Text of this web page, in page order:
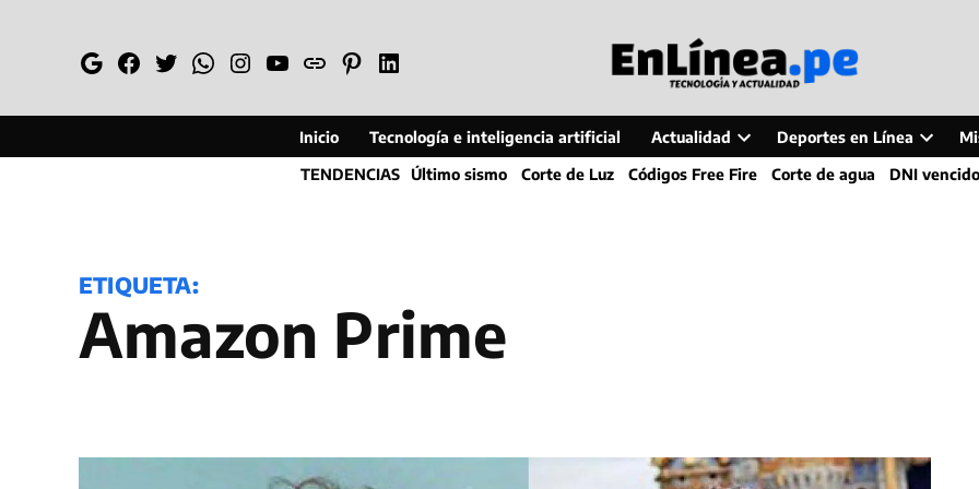
GoogleFacebook
TwitterWhatsapp
Instagram
YouTube
WebPinterestLinkedin
Inicio Tecnología e inteligencia artificial Actualidad
Open
dropdown
Deportes en Línea
Open
dropdown
TENDENCIAS Último sismo Corte de Luz Códigos Free Fire Corte de agua DNI vencido
ETIQUETA:
Amazon Prime